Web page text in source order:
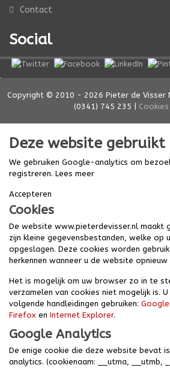
Contact
Social
Copyright © 2010 - 2026 Pieter de Visser
(0341) 745 235 | Cookies
Deze website gebruikt
We gebruiken Google-analytics om
registreren. Lees meer
Accepteren
Cookies
De website www.pieterdevisser.nl maakt
zijn kleine gegevensbestanden, welke op
opgeslagen. Deze cookies worden
herkennen wanneer u de website
Het is mogelijk om uw browser zo in te
verzamelen van cookies niet mogelijk is.
volgende handleidingen gebruiken: Google
Firefox en Internet Explorer.
Google Analytics
De enige cookie die deze website bevat
analytics. (cookienaam: __utma, __utmb,